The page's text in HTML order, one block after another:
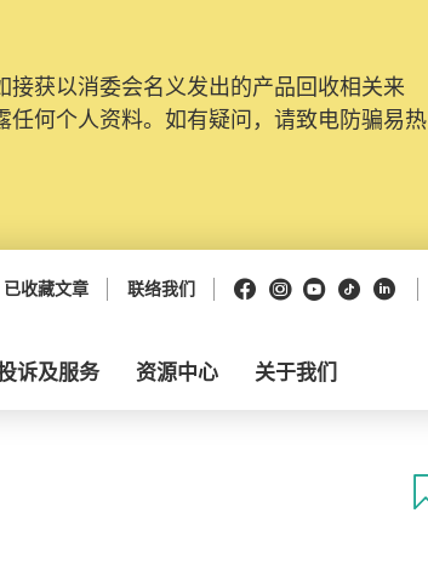
获以消委会名义发出的产品回收相关来
何个人资料。如有疑问，请致电防骗易热
已收藏文章 联络我们 Facebook
Instagram
Youtube
抖音领英
诉及服务 资源中心 关于我们